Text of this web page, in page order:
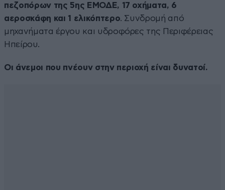
πεζοπόρων της 5ης ΕΜΟΔΕ, 17 οχήματα, 6
αεροσκάφη και 1 ελικόπτερο. Συνδρομή από
μηχανήματα έργου και υδροφόρες της Περιφέρειας
Ηπείρου.
Οι άνεμοι που πνέουν στην περιοχή είναι δυνατοί.